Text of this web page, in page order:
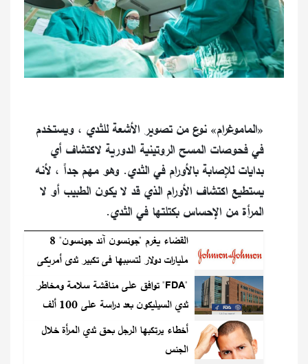
«الماموغرام» نوع من تصوير الأشعة للثدي ، ويستخدم
في فحوصات المسح الروتينية الدورية لاكتشاف أي
بدايات للإصابة بالأورام في الثدي. وهو مهم جداً ، لأنه
يستطيع اكتشاف الأورام الذي قد لا يكون الطبيب أو لا
المرأة من الإحساس بكتلتها في الثدي.
القضاء يغرم "جونسون آند جونسون" 8
مليارات دولار لتسببها فى تكبير ثدى أمريكى
"FDA" توافق على مناقشة سلامة ومخاطر
ثدي السيليكون بعد دراسة على 100 ألف
امرأة
أخطاء يرتكبها الرجل بحق ثدي المرأة خلال
الجنس